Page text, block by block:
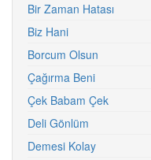
Bir Zaman Hatası
Biz Hani
Borcum Olsun
Çağırma Beni
Çek Babam Çek
Deli Gönlüm
Demesi Kolay